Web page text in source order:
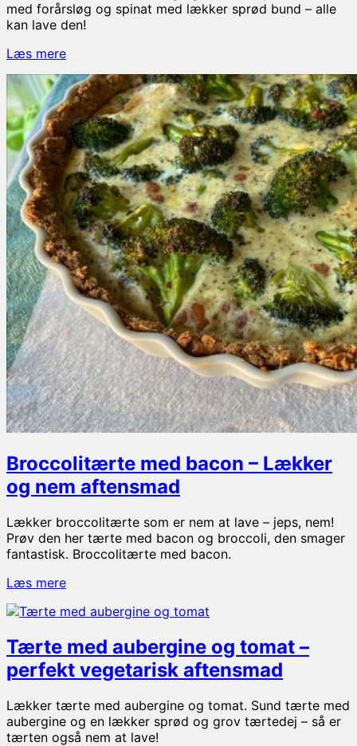
med forårsløg og spinat med lækker sprød bund – alle
kan lave den!
Læs mereTærte
forårsløg
og
bacon
–
perfekt
til
aftensmad
Broccolitærte med bacon – Lækker
og nem aftensmad
Lækker broccolitærte som er nem at lave – jeps, nem!
Prøv den her tærte med bacon og broccoli, den smager
fantastisk. Broccolitærte med bacon.
Læs mereBroccolitærte
bacon
Lækker
og
nem
Tærte med aubergine og tomat –
perfekt vegetarisk aftensmad
Lækker tærte med aubergine og tomat. Sund tærte med
aubergine og en lækker sprød og grov tærtedej – så er
tærten også nem at lave!